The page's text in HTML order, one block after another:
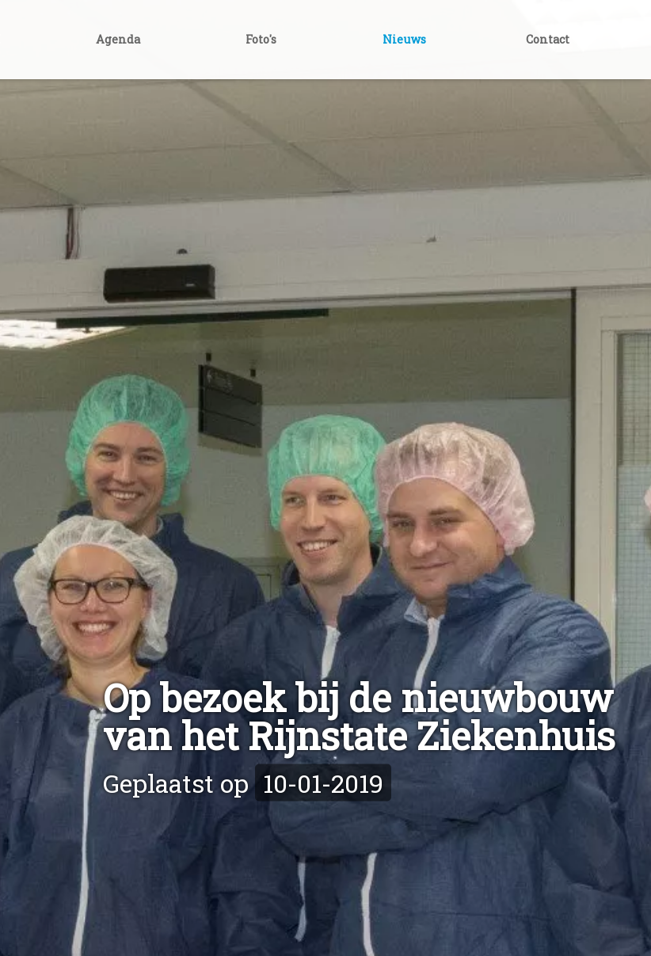
Agenda Foto's Nieuws Contact
Op bezoek bij de nieuwbouw
van het Rijnstate Ziekenhuis
Geplaatst op 10-01-2019